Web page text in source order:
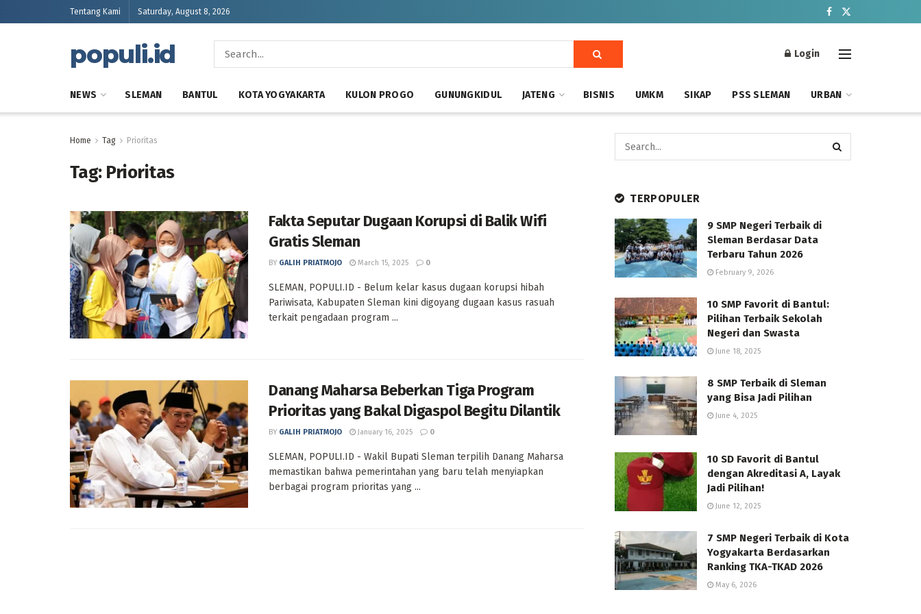
Tentang Kami Saturday, August 8, 2026
populi.id Login
NEWS SLEMAN BANTUL KOTA YOGYAKARTA KULON PROGO GUNUNGKIDUL JATENG BISNIS UMKM SIKAP PSS SLEMAN URBAN
Home Tag Prioritas
Tag: Prioritas
Fakta Seputar Dugaan Korupsi di Balik Wifi
Gratis Sleman
BY GALIH PRIATMOJO March 15, 2025 0
SLEMAN, POPULI.ID - Belum kelar kasus dugaan korupsi hibah
Pariwisata, Kabupaten Sleman kini digoyang dugaan kasus rasuah
terkait pengadaan program ...
Danang Maharsa Beberkan Tiga Program
Prioritas yang Bakal Digaspol Begitu Dilantik
BY GALIH PRIATMOJO January 16, 2025 0
SLEMAN, POPULI.ID - Wakil Bupati Sleman terpilih Danang Maharsa
memastikan bahwa pemerintahan yang baru telah menyiapkan
berbagai program prioritas yang ...
TERPOPULER
9 SMP Negeri Terbaik di
Sleman Berdasar Data
Terbaru Tahun 2026
February 9, 2026
10 SMP Favorit di Bantul:
Pilihan Terbaik Sekolah
Negeri dan Swasta
June 18, 2025
8 SMP Terbaik di Sleman
yang Bisa Jadi Pilihan
June 4, 2025
10 SD Favorit di Bantul
dengan Akreditasi A, Layak
Jadi Pilihan!
June 12, 2025
7 SMP Negeri Terbaik di Kota
Yogyakarta Berdasarkan
Ranking TKA-TKAD 2026
May 6, 2026